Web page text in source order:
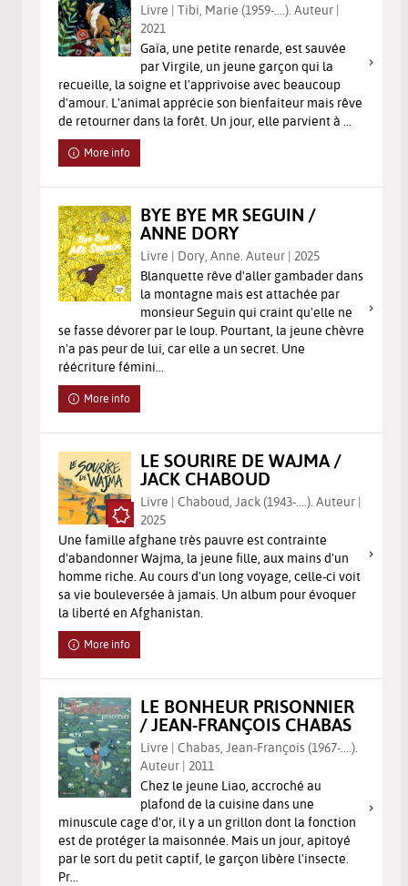
Livre | Tibi, Marie (1959-....). Auteur |
2021
Gaïa, une petite renarde, est sauvée
par Virgile, un jeune garçon qui la
recueille, la soigne et l'apprivoise avec beaucoup
d'amour. L'animal apprécie son bienfaiteur mais rêve
de retourner dans la forêt. Un jour, elle parvient à ...
More info
BYE BYE MR SEGUIN /
ANNE DORY
Livre | Dory, Anne. Auteur | 2025
Blanquette rêve d'aller gambader dans
la montagne mais est attachée par
monsieur Seguin qui craint qu'elle ne
se fasse dévorer par le loup. Pourtant, la jeune chèvre
n'a pas peur de lui, car elle a un secret. Une
réécriture fémini...
More info
LE SOURIRE DE WAJMA /
JACK CHABOUD
Livre | Chaboud, Jack (1943-....). Auteur |
2025
Une famille afghane très pauvre est contrainte
d'abandonner Wajma, la jeune fille, aux mains d'un
homme riche. Au cours d'un long voyage, celle-ci voit
sa vie bouleversée à jamais. Un album pour évoquer
la liberté en Afghanistan.
More info
LE BONHEUR PRISONNIER
/ JEAN-FRANÇOIS CHABAS
Livre | Chabas, Jean-François (1967-....).
Auteur | 2011
Chez le jeune Liao, accroché au
plafond de la cuisine dans une
minuscule cage d'or, il y a un grillon dont la fonction
est de protéger la maisonnée. Mais un jour, apitoyé
par le sort du petit captif, le garçon libère l'insecte.
Pr...